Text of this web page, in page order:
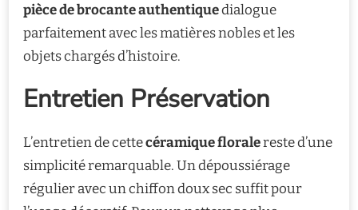
pièce de brocante authentiquedialogue
parfaitement avec les matières nobles et les
objets chargés d’histoire.
Entretien Préservation
L’entretien de cettecéramique floralereste d’une
simplicité remarquable. Un dépoussiérage
régulier avec un chiffon doux sec suffit pour